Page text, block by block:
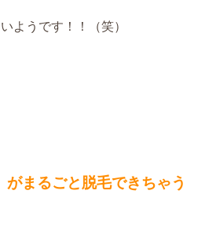
ようです！！（笑）
るごと脱毛できちゃう